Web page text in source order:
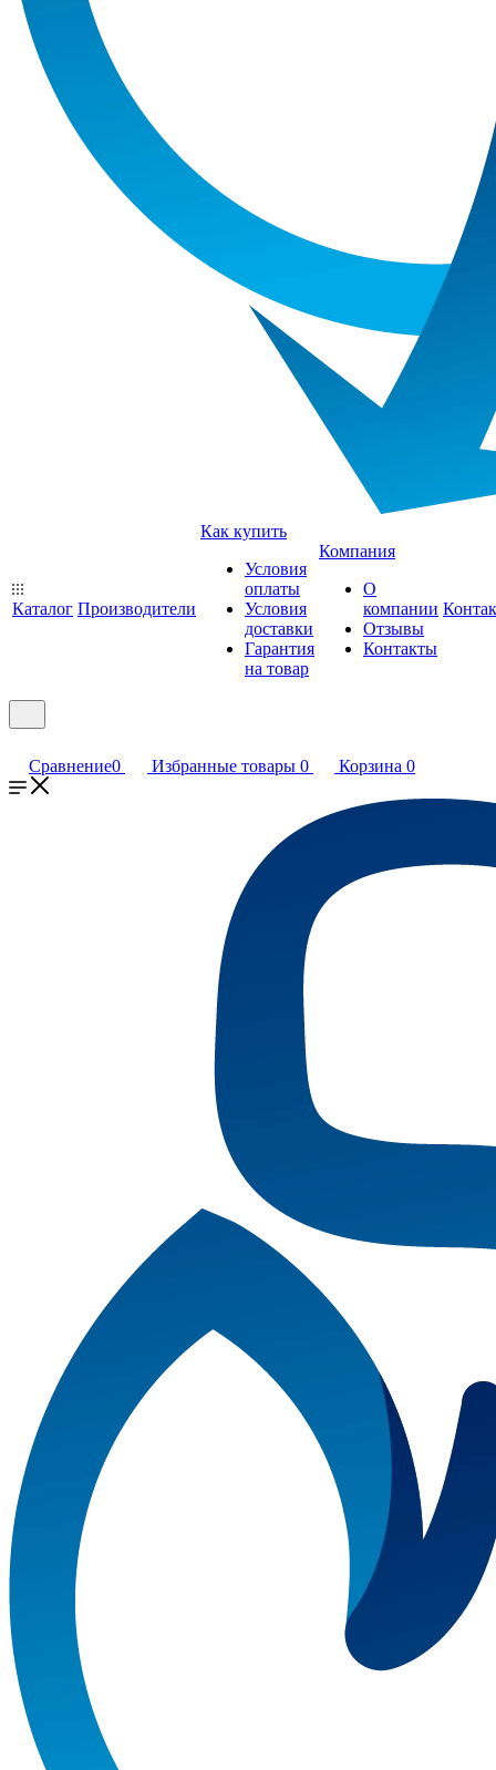
Каталог Производители
Как купить
Условия
оплаты
Условия
доставки
Гарантия
на товар
Компания
О
компании
Отзывы
Контакты
Сравнение0 Избранные товары 0 Корзина 0